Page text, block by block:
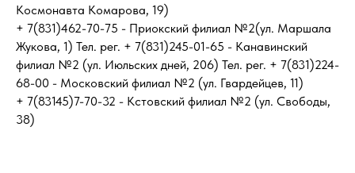
Космонавта Комарова, 19)
+ 7(831)462-70-75 - Приокский филиал №2(ул. Маршала
Жукова, 1) Тел. рег. + 7(831)245-01-65 - Канавинский
филиал №2 (ул. Июльских дней, 206) Тел. рег. + 7(831)224-
68-00 - Московский филиал №2 (ул. Гвардейцев, 11)
+ 7(83145)7-70-32 - Кстовский филиал №2 (ул. Свободы,
38)